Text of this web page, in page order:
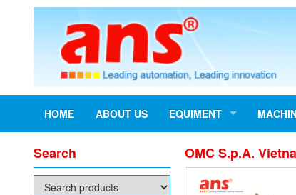
HOME ABOUT US EQUIMENT
Search OMC S.p.A.